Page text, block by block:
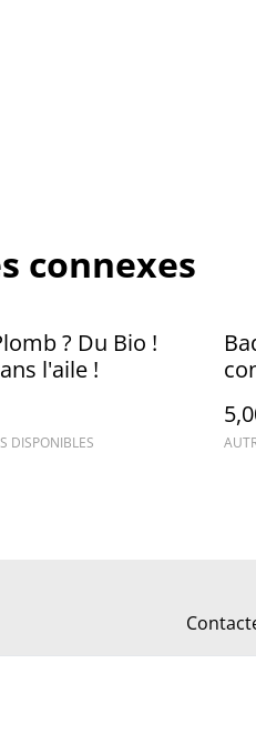
connexes
? Du Bio !
l'aile !
DISPONIBLES